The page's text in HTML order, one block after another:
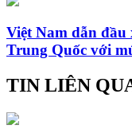
Việt Nam dẫn
Trung Quốc với
TIN LIÊN